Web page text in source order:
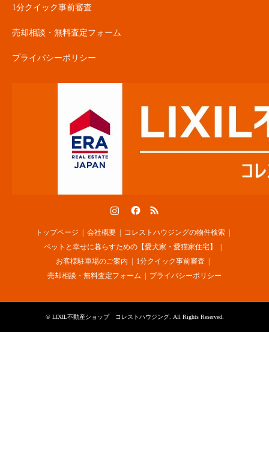
1分クイック事前審査
売却相談・無料査定フォーム
プライバシーポリシー
トップページ 会社概要
コレストハウジングの物件検索
ペットと幸せに暮らすための【愛犬家・愛猫家住宅】
お客様駐車場のご案内
1分クイック事前審査
売却相談・無料査定フォーム
プライバシーポリシー
© LIXIL不動産ショップ コレストハウジング. All Rights Reserved.